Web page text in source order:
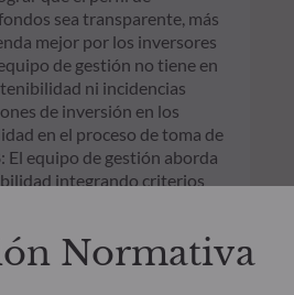
sea transparente, más
mejor por los inversores
de gestión no tiene en
ni incidencias
de inversión en los
en el proceso de toma de
El equipo de gestión aborda
integrando criterios
El equipo de gestión
Normativa